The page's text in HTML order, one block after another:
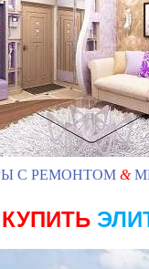
С РЕМОНТОМ &
КУПИТЬ